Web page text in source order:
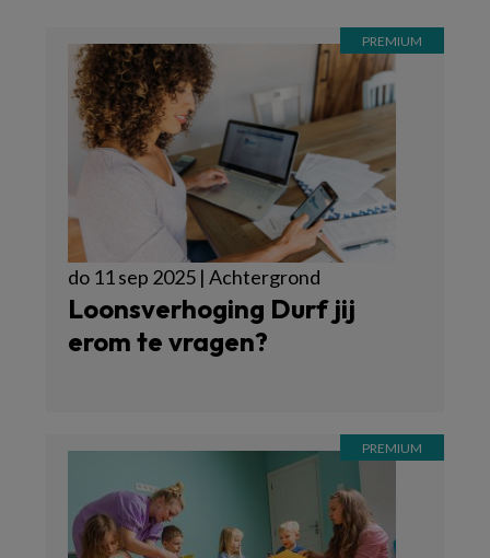
do 11 sep 2025 | Achtergrond
Loonsverhoging Durf jij
erom te vragen?